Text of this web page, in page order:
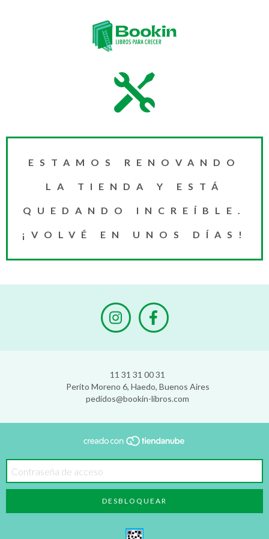
ESTAMOS RENOVANDO
LA TIENDA Y ESTÁ
QUEDANDO INCREÍBLE.
¡VOLVÉ EN UNOS DÍAS!
11 31 31 00 31
Perito Moreno 6, Haedo, Buenos Aires
pedidos@bookin-libros.com